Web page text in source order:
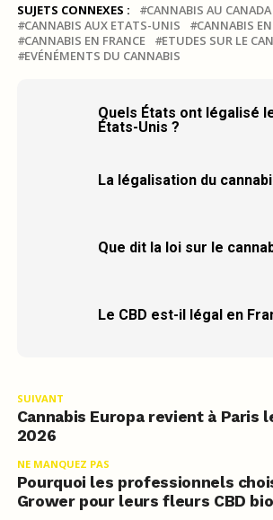
SUJETS CONNEXES :
CANNABIS AU CANADA
CANNABIS AUX ETATS-UNIS
CANNABIS
CANNABIS EN FRANCE
ETUDES SUR LE
EVÉNÉMENTS DU CANNABIS
Quels États ont légalisé
États-Unis ?
La légalisation du
Que dit la loi sur le
Le CBD est-il légal en
SUIVANT
Cannabis Europa revient à Paris
2026
NE MANQUEZ PAS
Pourquoi les professionnels
Grower pour leurs fleurs CBD bio